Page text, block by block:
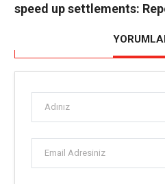
speed up settlements: